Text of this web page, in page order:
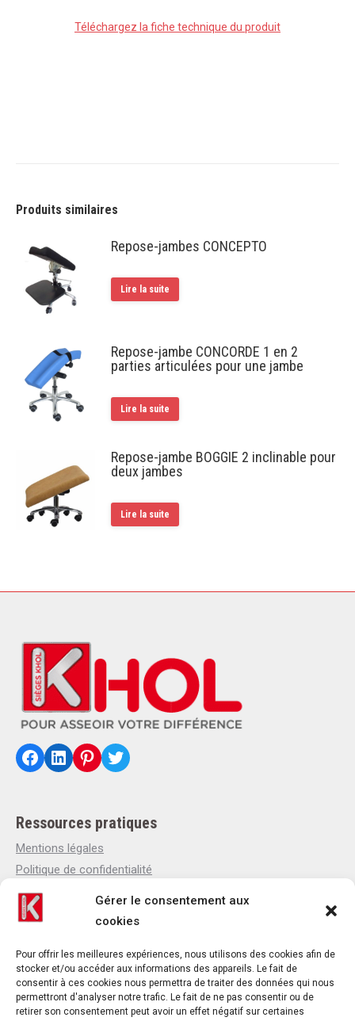
Gérer le consentement aux
cookies
Pour offrir les meilleures expériences, nous utilisons des cookies afin de
stocker et/ou accéder aux informations des appareils. Le fait de
consentir à ces cookies nous permettra de traiter des données qui nous
permettront d'analyser notre trafic. Le fait de ne pas consentir ou de
retirer son consentement peut avoir un effet négatif sur certaines
Téléchargez la fiche technique du produit
Produits similaires
Repose-jambes CONCEPTO
Lire la suite
Repose-jambe CONCORDE 1 en 2
parties articulées pour une jambe
Lire la suite
Repose-jambe BOGGIE 2 inclinable pour
deux jambes
Lire la suite
Facebook LinkedIn Pinterest Twitter
Ressources pratiques
Mentions légales
Politique de confidentialité
Politique de cookies
Qui sommes-nous
Contact